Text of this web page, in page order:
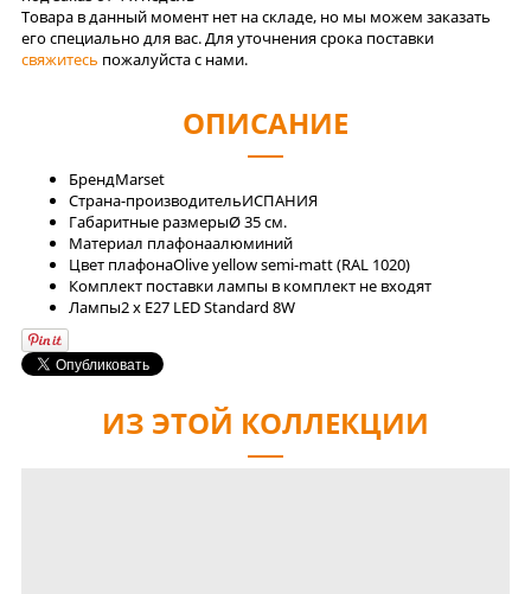
Товара в данный момент нет на складе, но мы можем заказать
его специально для вас. Для уточнения срока поставки
свяжитесь пожалуйста с нами.
ОПИСАНИЕ
БрендMarset
Страна-производительИСПАНИЯ
Габаритные размерыØ 35 см.
Материал плафонаалюминий
Цвет плафонаOlive yellow semi-matt (RAL 1020)
Комплект поставки лампы в комплект не входят
Лaмпы2 x E27 LED Standard 8W
ИЗ ЭТОЙ КОЛЛЕКЦИИ